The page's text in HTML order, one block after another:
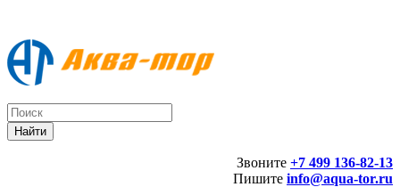
Звоните +7 499 136-82-13
Пишите info@aqua-tor.ru